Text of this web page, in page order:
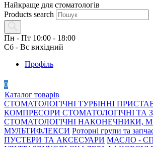
Найкраще для стоматологів
Products search
Пн - Пт 10:00 - 18:00
Сб - Вс вихідний
Профіль
0
Каталог товарів
СТОМАТОЛОГІЧНІ ТУРБІННІ
КОМПРЕСОРИ СТОМАТОЛОГІЧНІ ТА
СТОМАТОЛОГІЧНІ НАКОНЕЧНИКИ,
МУЛЬТИФЛЕКСИ Роторні групи та
ПУСТЕРИ ТА АКСЕСУАРИ МАСЛО -